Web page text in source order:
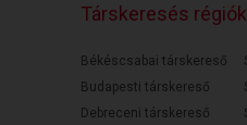
Társkeresés
Békéscsabai társkereső
Budapesti társkereső
Debreceni társkereső